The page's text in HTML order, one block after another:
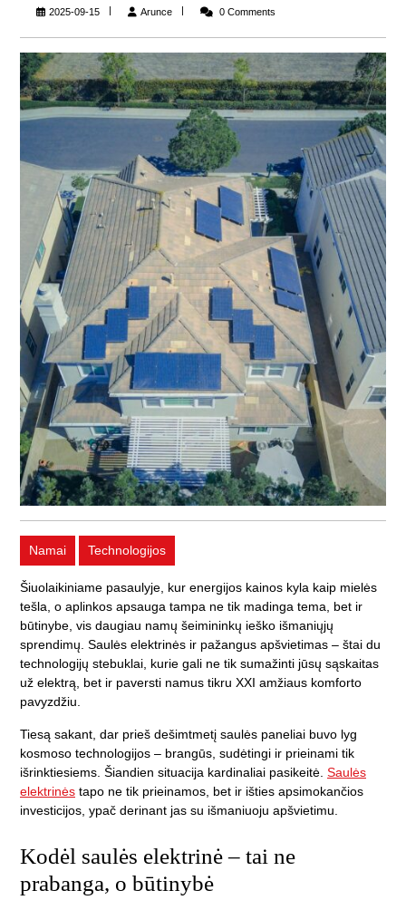
2025-09-15 ArunceArunce 0 Comments
Namai Technologijos
Šiuolaikiniame pasaulyje, kur energijos kainos kyla kaip mielės
tešla, o aplinkos apsauga tampa ne tik madinga tema, bet ir
būtinybe, vis daugiau namų šeimininkų ieško išmaniųjų
sprendimų. Saulės elektrinės ir pažangus apšvietimas – štai du
technologijų stebuklai, kurie gali ne tik sumažinti jūsų sąskaitas
už elektrą, bet ir paversti namus tikru XXI amžiaus komforto
pavyzdžiu.
Tiesą sakant, dar prieš dešimtmetį saulės paneliai buvo lyg
kosmoso technologijos – brangūs, sudėtingi ir prieinami tik
išrinktiesiems. Šiandien situacija kardinaliai pasikeitė. Saulės
elektrinės tapo ne tik prieinamos, bet ir išties apsimokančios
investicijos, ypač derinant jas su išmaniuoju apšvietimu.
Kodėl saulės elektrinė – tai ne
prabanga, o būtinybė